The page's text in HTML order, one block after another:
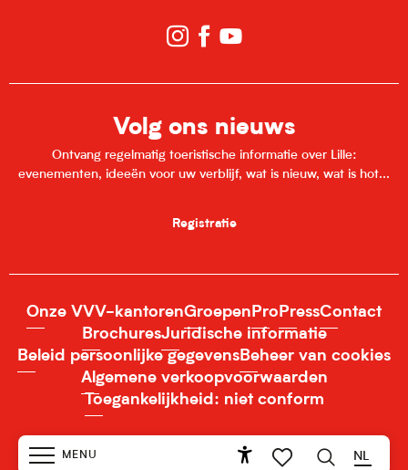
MENU NL
Volg ons nieuws
Ontvang regelmatig toeristische informatie over Lille:
evenementen, ideeën voor uw verblijf, wat is nieuw, wat is hot...
Registratie
Onze VVV-kantorenGroepen Pro PressContact
BrochuresJuridische informatie
Beleid persoonlijke gegevensBeheer van cookies
Algemene verkoopvoorwaarden
Toegankelijkheid: niet conform